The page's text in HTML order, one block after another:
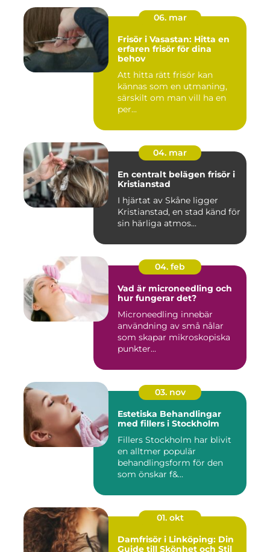
06. mar
Frisör i Vasastan: Hitta en
erfaren frisör för dina
behov
Att hitta rätt frisör kan
kännas som en utmaning,
särskilt om man vill ha en
per...
04. mar
En centralt belägen frisör i
Kristianstad
I hjärtat av Skåne ligger
Kristianstad, en stad känd för
sin härliga atmos...
04. feb
Vad är microneedling och
hur fungerar det?
Microneedling innebär
användning av små nålar
som skapar mikroskopiska
punkter...
03. nov
Estetiska Behandlingar
med fillers i Stockholm
Fillers Stockholm har blivit
en alltmer populär
behandlingsform för den
som önskar f&...
01. okt
Damfrisör i Linköping: Din
Guide till Skönhet och Stil